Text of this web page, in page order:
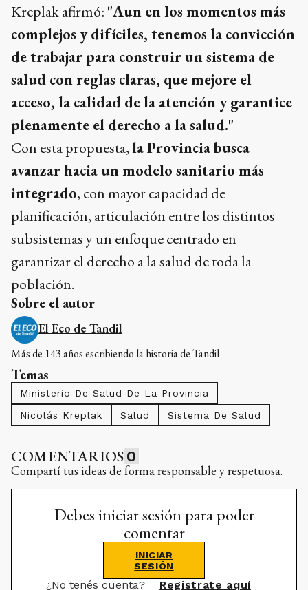
Kreplak afirmó: "Aun en los momentos más
complejos y difíciles, tenemos la convicción
de trabajar para construir un sistema de
salud con reglas claras, que mejore el
acceso, la calidad de la atención y garantice
plenamente el derecho a la salud."
Con esta propuesta,la Provincia busca
avanzar hacia un modelo sanitario más
integrado, con mayor capacidad de
planificación, articulación entre los distintos
subsistemas y un enfoque centrado en
garantizar el derecho a la salud de toda la
población.
Sobre el autor
El Eco de Tandil
Más de 143 años escribiendo la historia de Tandil
Temas
Ministerio De Salud De La Provincia
Nicolás Kreplak
Salud Sistema De Salud
COMENTARIOS 0
Compartí tus ideas de forma responsable y respetuosa.
Debes iniciar sesión para poder
comentar
INICIAR
SESIÓN
¿No tenés cuenta? Registrate aquí